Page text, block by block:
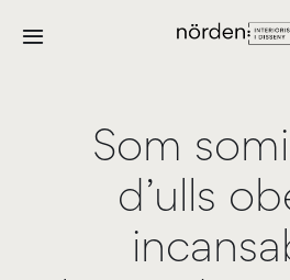
Toggle
Projectes
Sobre
Som
d’ulls